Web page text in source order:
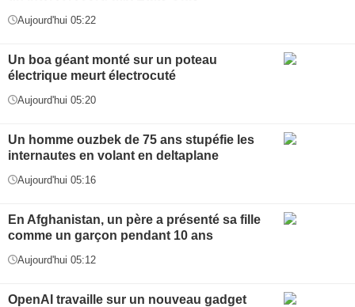
Aujourd'hui 05:22
Un boa géant monté sur un poteau
électrique meurt électrocuté
Aujourd'hui 05:20
Un homme ouzbek de 75 ans stupéfie les
internautes en volant en deltaplane
Aujourd'hui 05:16
En Afghanistan, un père a présenté sa fille
comme un garçon pendant 10 ans
Aujourd'hui 05:12
OpenAI travaille sur un nouveau gadget